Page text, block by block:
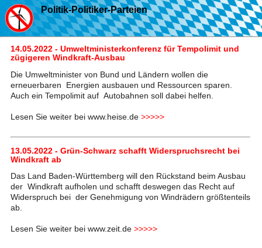
Politik-Politiker-Parteien
14.05.2022 - Umweltministerkonferenz für Tempolimit und
zügigeren Windkraft-Ausbau
Die Umweltminister von Bund und Ländern wollen die
erneuerbaren Energien ausbauen und Ressourcen sparen.
Auch ein Tempolimit auf Autobahnen soll dabei helfen.
Lesen Sie weiter bei www.heise.de >>>>>
13.05.2022 - Grün-Schwarz schafft Widerspruchsrecht bei
Windkraft ab
Das Land Baden-Württemberg will den Rückstand beim Ausbau
der Windkraft aufholen und schafft deswegen das Recht auf
Widerspruch bei der Genehmigung von Windrädern größtenteils
ab.
Lesen Sie weiter bei www.zeit.de >>>>>